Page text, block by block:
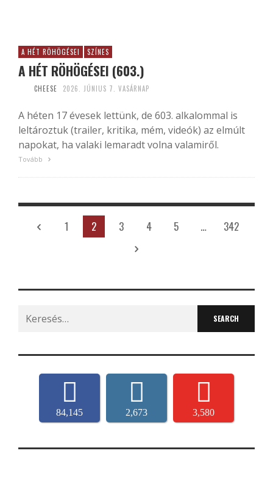
A HÉT RÖHÖGÉSEI SZÍNES
A HÉT RÖHÖGÉSEI (603.)
CHEESE 2026. JÚNIUS 7. VASÁRNAP
A héten 17 évesek lettünk, de 603. alkalommal is
leltároztuk (trailer, kritika, mém, videók) az elmúlt
napokat, ha valaki lemaradt volna valamiről.
Tovább
1 2 3 4 5 … 342
Search
for:
84,145 2,673 3,580